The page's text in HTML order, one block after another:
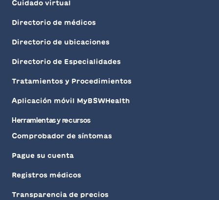
Cuidado virtual
Directorio de médicos
Directorio de ubicaciones
Directorio de Especialidades
Tratamientos y Procedimientos
Aplicación móvil MyBSWHealth
Herramientas y recursos
Comprobador de síntomas
Pague su cuenta
Registros médicos
Transparencia de precios